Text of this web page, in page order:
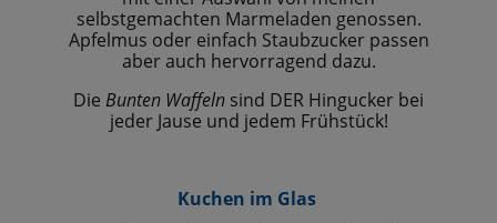
selbstgemachten Marmeladen genossen.
Apfelmus oder einfach Staubzucker passen
aber auch hervorragend dazu.
Die Bunten Waffeln sind DER Hingucker bei
jeder Jause und jedem Frühstück!
Kuchen im Glas